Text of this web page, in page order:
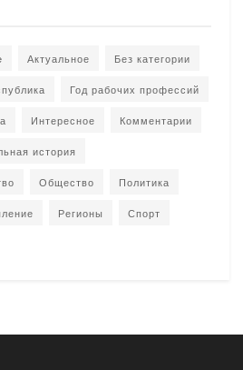
Актуальное Без категории
Год рабочих профессий
Интересное Комментарии
история
Общество Политика
Регионы Спорт